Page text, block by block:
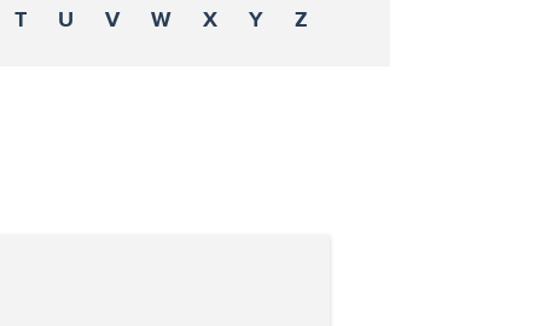
T U V W X Y Z